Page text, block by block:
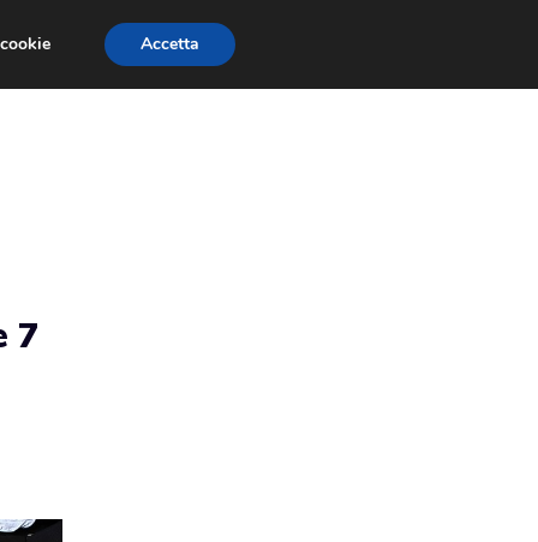
EVENTI E FIERE
7
Accetta